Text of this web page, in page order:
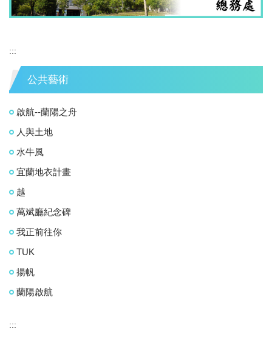
:::
公共藝術
啟航--蘭陽之舟
人與土地
水牛風
宜蘭地衣計畫
越
萬斌廳紀念碑
我正前往你
TUK
揚帆
蘭陽啟航
:::